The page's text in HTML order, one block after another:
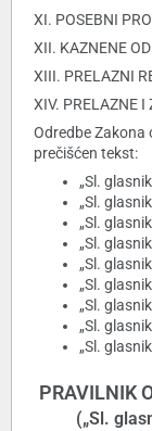
XI. POSEBNI
XII. KAZNENE
XIII. PRELAZNI
XIV. PRELAZNE I
Odredbe Zakona
prečišćen tekst:
„Sl.
„Sl.
„Sl.
„Sl.
„Sl.
„Sl.
„Sl.
„Sl.
„Sl.
PRAVILNIK
(„Sl.